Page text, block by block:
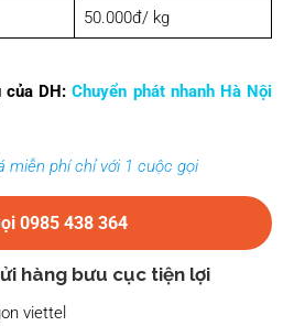
50.000đ/ kg
DH: Chuyển phát nhanh Hà Nội
miễn phí chỉ với 1 cuộc gọi
0985 438 364
hàng bưu cục tiện lợi